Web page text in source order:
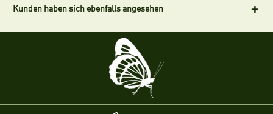
Kunden haben sich ebenfalls angesehen